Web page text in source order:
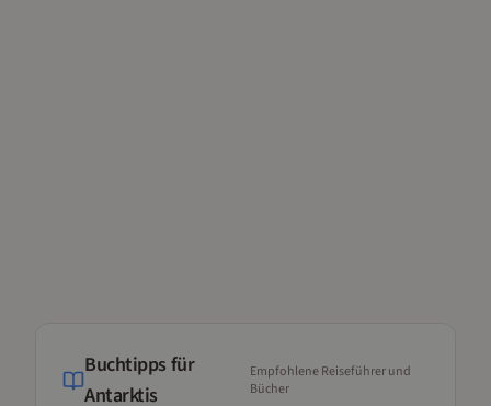
Buchtipps für
Antarktis
Empfohlene Reiseführer und
Bücher